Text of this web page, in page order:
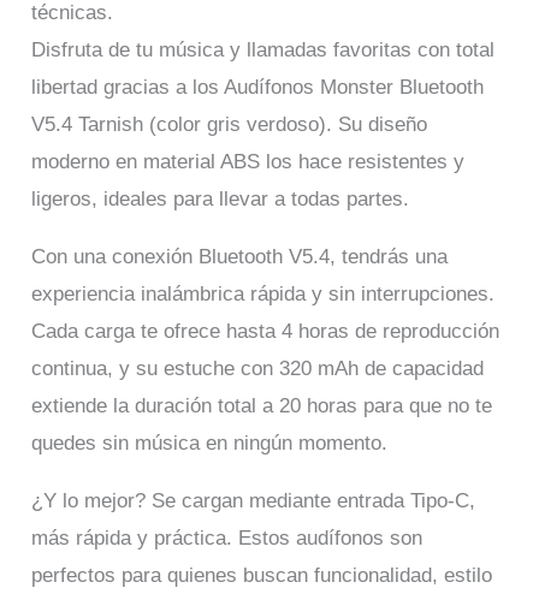
técnicas.
Disfruta de tu música y llamadas favoritas con total
libertad gracias a los Audífonos Monster Bluetooth
V5.4 Tarnish (color gris verdoso). Su diseño
moderno en material ABS los hace resistentes y
ligeros, ideales para llevar a todas partes.
Con una conexión Bluetooth V5.4, tendrás una
experiencia inalámbrica rápida y sin interrupciones.
Cada carga te ofrece hasta 4 horas de reproducción
continua, y su estuche con 320 mAh de capacidad
extiende la duración total a 20 horas para que no te
quedes sin música en ningún momento.
¿Y lo mejor? Se cargan mediante entrada Tipo-C,
más rápida y práctica. Estos audífonos son
perfectos para quienes buscan funcionalidad, estilo